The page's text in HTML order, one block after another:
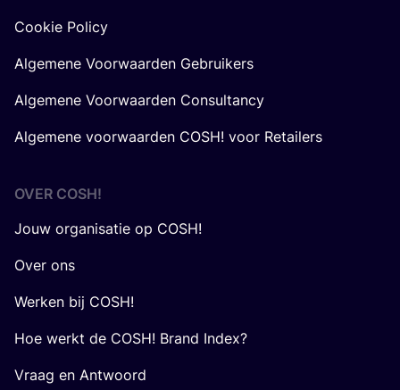
Cookie Policy
Algemene Voorwaarden Gebruikers
Algemene Voorwaarden Consultancy
Algemene voorwaarden COSH! voor Retailers
OVER COSH!
Jouw organisatie op COSH!
Over ons
Werken bij COSH!
Hoe werkt de COSH! Brand Index?
Vraag en Antwoord